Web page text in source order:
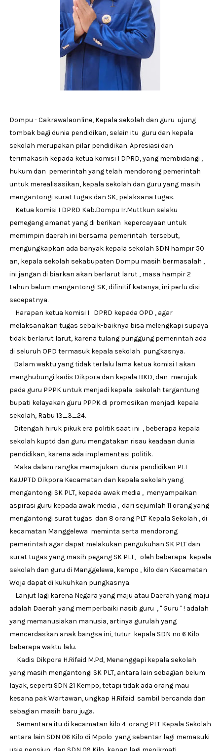
Dompu - Cakrawalaonline, Kepala sekolah dan guru ujung
tombak bagi dunia pendidikan, selain itu guru dan kepala
sekolah merupakan pilar pendidikan. Apresiasi dan
terimakasih kepada ketua komisi I DPRD, yang membidangi ,
hukum dan pemerintah yang telah mendorong pemerintah
untuk merealisasikan, kepala sekolah dan guru yang masih
mengantongi surat tugas dan SK, pelaksana tugas.
Ketua komisi I DPRD Kab.Dompu Ir.Muttkun selaku
pemegang amanat yang di berikan kepercayaan untuk
memimpin daerah ini bersama pemerintah tersebut,
mengungkapkan ada banyak kepala sekolah SDN hampir 50
an, kepala sekolah sekabupaten Dompu masih bermasalah ,
ini jangan di biarkan akan berlarut larut , masa hampir 2
tahun belum mengantongi SK, difinitif katanya, ini perlu disi
secepatnya.
Harapan ketua komisi I DPRD kepada OPD , agar
melaksanakan tugas sebaik-baiknya bisa melengkapi supaya
tidak berlarut larut, karena tulang punggung pemerintah ada
di seluruh OPD termasuk kepala sekolah pungkasnya.
Dalam waktu yang tidak terlalu lama ketua komisi I akan
menghubungi kadis Dikpora dan kepala BKD, dan merujuk
pada guru PPPK untuk menjadi kepala sekolah tergantung
bupati kelayakan guru PPPK di promosikan menjadi kepala
sekolah, Rabu 13_3_24.
Ditengah hiruk pikuk era politik saat ini , beberapa kepala
sekolah kuptd dan guru mengatakan risau keadaan dunia
pendidikan, karena ada implementasi politik.
Maka dalam rangka memajukan dunia pendidikan PLT
Ka.UPTD Dikpora Kecamatan dan kepala sekolah yang
mengantongi SK PLT, kepada awak media , menyampaikan
aspirasi guru kepada awak media , dari sejumlah 11 orang yang
mengantongi surat tugas dan 8 orang PLT Kepala Sekolah , di
kecamatan Manggelewa meminta serta mendorong
pemerintah agar dapat melakukan pengukuhan SK PLT dan
surat tugas yang masih pegang SK PLT, oleh beberapa kepala
sekolah dan guru di Manggelewa, kempo , kilo dan Kecamatan
Woja dapat di kukuhkan pungkasnya.
Lanjut lagi karena Negara yang maju atau Daerah yang maju
adalah Daerah yang memperbaiki nasib guru , " Guru " ! adalah
yang memanusiakan manusia, artinya gurulah yang
mencerdaskan anak bangsa ini, tutur kepala SDN no 6 Kilo
beberapa waktu lalu.
Kadis Dikpora H.Rifaid M.Pd, Menanggapi kepala sekolah
yang masih mengantongi SK PLT, antara lain sebagian belum
layak, seperti SDN 21 Kempo, tetapi tidak ada orang mau
kesana pak Wartawan, ungkap H.Rifaid sambil bercanda dan
sebagian masih baru juga.
Sementara itu di kecamatan kilo 4 orang PLT Kepala Sekolah
antara lain SDN 06 Kilo di Mpolo yang sebentar lagi memasuki